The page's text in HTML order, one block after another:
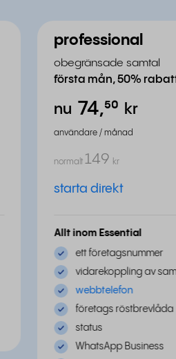
professional
obegränsade samtal
första mån, 50%
nu kr
74,⁵⁰
användare / månad
normalt kr
149
starta direkt
Allt inom Essential
ett företagsnummer
vidarekoppling av
webbtelefon
företags röstbrevlåda
status
WhatsApp Business